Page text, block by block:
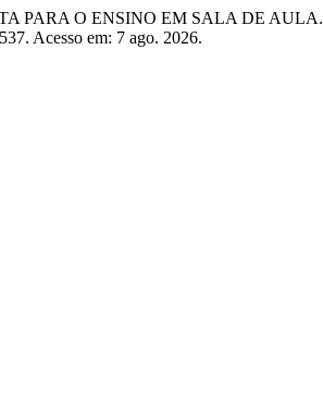
PARA O ENSINO EM SALA DE AULA.
Acesso em: 7 ago. 2026.